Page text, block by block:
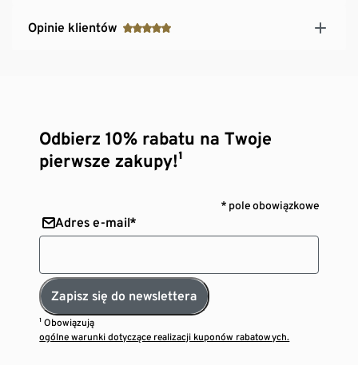
Opinie klientów
Odbierz 10% rabatu na Twoje
pierwsze zakupy!¹
* pole obowiązkowe
Adres e-mail*
Zapisz się do newslettera
¹ Obowiązują
ogólne warunki dotyczące realizacji kuponów rabatowych.